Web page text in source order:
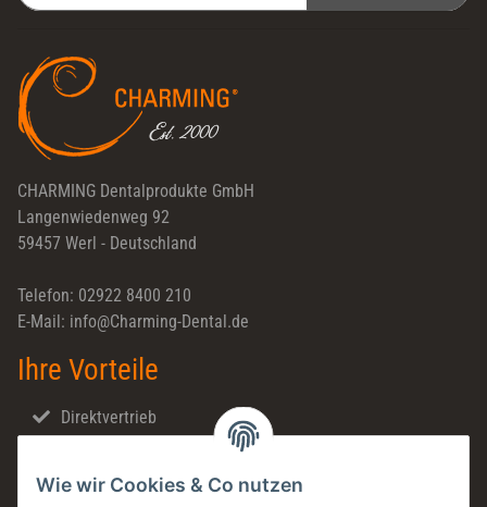
Wie wir Cookies & Co nutzen
CHARMING Dentalprodukte GmbH
Langenwiedenweg 92
59457 Werl - Deutschland
Telefon: 02922 8400 210
E-Mail: info@Charming-Dental.de
Ihre Vorteile
Direktvertrieb
Made in Germany